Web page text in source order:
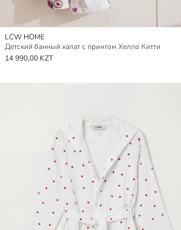
LCW HOME
Детский банный халат с принтом Хелло Китти
14 990,00 KZT